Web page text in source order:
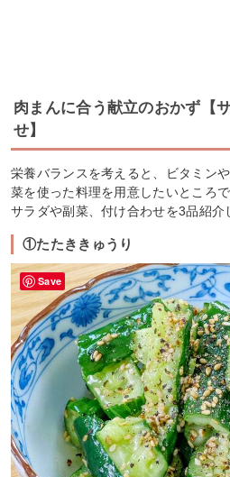
肉まんに合う献立のおかず【
せ】
栄養バランスを考えると、ビタミン
菜を使った料理を用意したいところ
サラダや副菜、付け合わせを3品紹介
①たたききゅうり
Save